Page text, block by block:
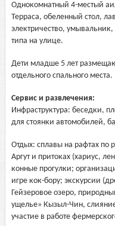
Однокомнатный 4-местый
Терраса, обеленный стол,
электричество, умывальник,
типа на улице.
Дети младше 5 лет
отдельного спального места.
Сервис и развлечения:
Инфраструктура: беседки,
для стоянки автомобилей,
Отдых: сплавы на рафтах по
Аргут и притоках (хариус,
конные прогулки;
игре кок-бору; экскурсии
Гейзеровое озеро,
ущелье» Кызыл-Чин,
участие в работе